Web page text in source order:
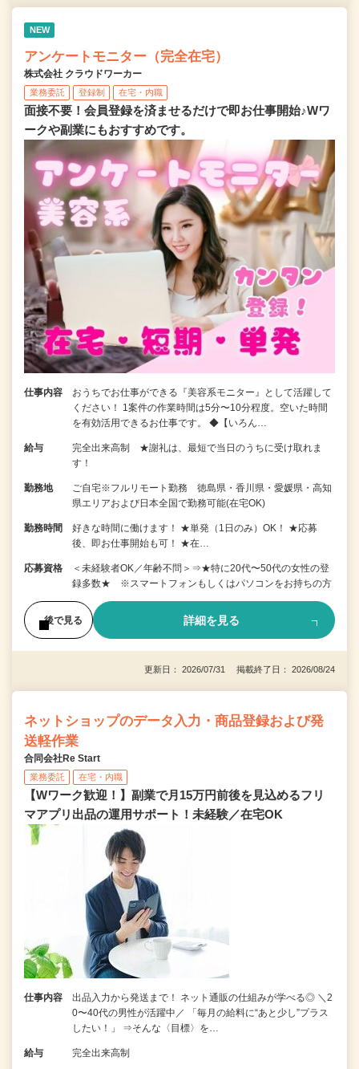
NEW
アンケートモニター（完全在宅）
株式会社 クラウドワーカー
業務委託 登録制 在宅・内職
面接不要！会員登録を済ませるだけで即お仕事開始♪Wワ
ークや副業にもおすすめです。
仕事内容
おうちでお仕事ができる『美容系モニター』として活躍して
ください！ 1案件の作業時間は5分〜10分程度。空いた時間
を有効活用できるお仕事です。 ◆【いろん…
給与
完全出来高制 ★謝礼は、最短で当日のうちに受け取れま
す！
勤務地
ご自宅※フルリモート勤務 徳島県・香川県・愛媛県・高知
県エリアおよび日本全国で勤務可能(在宅OK)
勤務時間
好きな時間に働けます！ ★単発（1日のみ）OK！ ★応募
後、即お仕事開始も可！ ★在…
応募資格
＜未経験者OK／年齢不問＞⇒★特に20代〜50代の女性の登
録多数★ ※スマートフォンもしくはパソコンをお持ちの方
後で見る 詳細を見る
更新日： 2026/07/31 掲載終了日： 2026/08/24
ネットショップのデータ入力・商品登録および発
送軽作業
合同会社Re Start
業務委託 在宅・内職
【Wワーク歓迎！】副業で月15万円前後を見込めるフリ
マアプリ出品の運用サポート！未経験／在宅OK
仕事内容
出品入力から発送まで！ ネット通販の仕組みが学べる◎ ＼2
0〜40代の男性が活躍中／ 「毎月の給料に“あと少し”プラス
したい！」 ⇒そんな〈目標〉を…
給与 完全出来高制